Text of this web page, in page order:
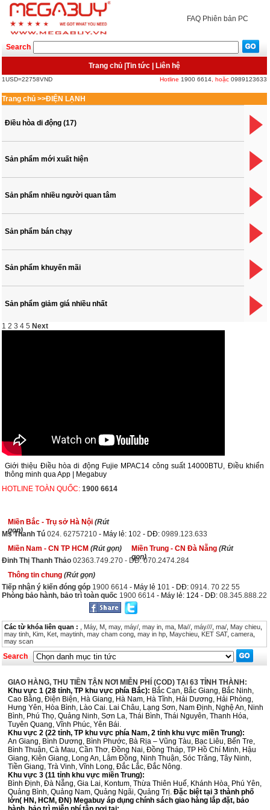
FAQ Phiên bản PC
Search
Trang chủ Tin tức Liên hệ
1USD=22758VND Hotline 1900 6614 , hoặc 0989123633
Trang chủ >>ĐIỆN LẠNH
Điều hòa di động (17)
Sản phẩm mới xuất hiện
Sản phẩm nhiều người quan tâm
Sản phẩm bán chạy
Sản phẩm khuyến mãi
Sản phẩm giảm giá nhiều nhất
1 2 3 4 5 Next
Giới thiệu Điều hòa di động Fujie MPAC14 công suất 14000BTU, Điều khiển
thông minh qua App | Megabuy
HOTLINE TOÀN QUỐC: 1900 6614
Miền Bắc - Trụ sở Hà Nội (Rút
gọn)
Ms Thanh Tú 024. 62757210 - Máy lẻ: 102 - DĐ: 0989.123.633
Miền Nam - CN TP HCM (Rút gọn) Miền Trung - CN Đà Nẵng (Rút
gọn)
Đinh Thị Thanh Thảo 02363.749.270 - DĐ: 070.2474.284
Thông tin chung (Rút gọn)
Tiếp nhận ý kiến đóng góp 1900 6614 - Máy lẻ 101 - DĐ: 0914. 70 22 55
Phòng bảo hành, bảo trì toàn quốc 1900 6614 - Máy lẻ: 124 - DĐ: 08.345.888.22
Các từ khóa liên quan : Máy, M may, máy/ may in ma Ma// máy/// ma/ May chieu
may tinh Kim Ket maytinh may cham cong may in hp Maychieu KET SAT, camera
may scan
Search
GIAO HÀNG, THU TIỀN TẬN NƠI MIỄN PHÍ (COD) TẠI 63 TỈNH THÀNH:
Khu vực 1 (28 tỉnh, TP khu vực phía Bắc): Bắc Cạn, Bắc Giang, Bắc Ninh,
Cao Bằng, Điện Biện, Hà Giang, Hà Nam, Hà Tĩnh, Hải Dương, Hải Phòng,
Hưng Yên, Hòa Bình, Lào Cai. Lai Châu, Lạng Sơn, Nam Định, Nghệ An, Ninh
Bình, Phú Thọ, Quảng Ninh, Sơn La, Thái Bình, Thái Nguyên, Thanh Hóa,
Tuyên Quang, Vĩnh Phúc, Yên Bái.
Khu vực 2 (22 tỉnh, TP khu vực phía Nam, 2 tỉnh khu vực miền Trung):
An Giang, Bình Dương, Bình Phước, Bà Rịa – Vũng Tàu, Bạc Liêu, Bến Tre,
Bình Thuận, Cà Mau, Cần Thơ, Đồng Nai, Đồng Tháp, TP Hồ Chí Minh, Hậu
Giang, Kiên Giang, Long An, Lâm Đồng, Ninh Thuận, Sóc Trăng, Tây Ninh,
Tiền Giang, Trà Vinh, Vĩnh Long, Đắc Lắc, Đắc Nông.
Khu vực 3 (11 tỉnh khu vực miền Trung):
Bình Định, Đà Nẵng, Gia Lai, Kontum, Thừa Thiên Huế, Khánh Hòa, Phú Yên,
Quảng Bình, Quảng Nam, Quảng Ngãi, Quảng Trị. Đặc biệt tại 3 thành phố
lớn( HN, HCM, ĐN) Megabuy áp dụng chính sách giao hàng lắp đặt, bảo